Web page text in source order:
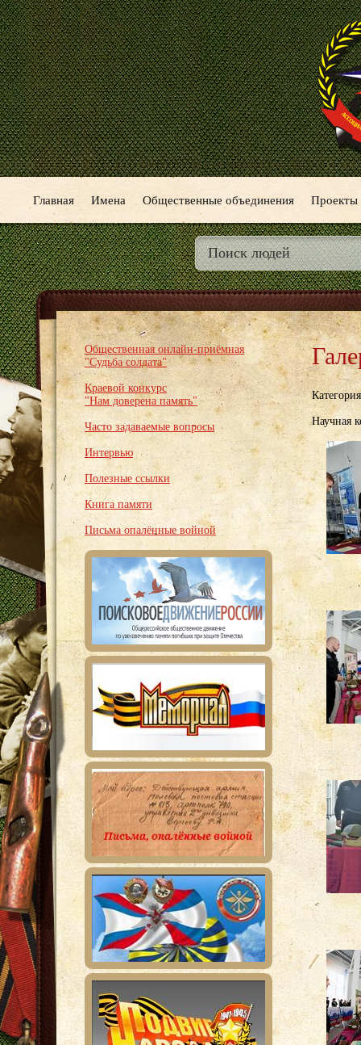
Главная Имена Общественные объединения Проекты
Общественная онлайн-приёмная
"Судьба солдата"
Краевой конкурс
"Нам доверена память"
Часто задаваемые вопросы
Интервью
Полезные ссылки
Книга памяти
Письма опалённые войной
Научная